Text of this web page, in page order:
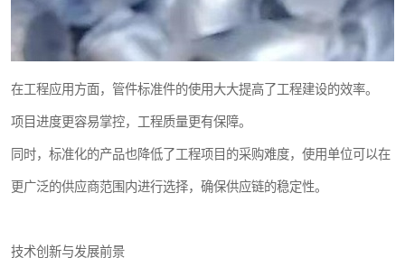
在工程应用方面，管件标准件的使用大大提高了工程建设的效率。
项目进度更容易掌控，工程质量更有保障。
同时，标准化的产品也降低了工程项目的采购难度，使用单位可以在
更广泛的供应商范围内进行选择，确保供应链的稳定性。
技术创新与发展前景